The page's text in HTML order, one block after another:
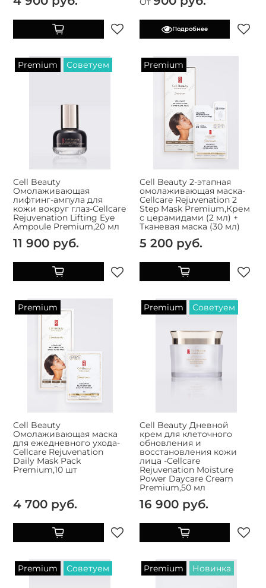
Подробнее
Premium Советуем
Cell Beauty
Омолаживающая
лифтинг-ампула для
кожи вокруг глаз-Cellcare
Rejuvenation Lifting Eye
Ampoule Premium,20 мл
11 900 руб.
Premium
Cell Beauty 2-этапная
омолаживающая маска-
Cellcare Rejuvenation 2
Step Mask Premium,Крем
с церамидами (2 мл) +
Тканевая маска (30 мл)
5 200 руб.
Premium
Cell Beauty
Омолаживающая маска
для ежедневного ухода-
Cellcare Rejuvenation
Daily Mask Pack
Premium,10 шт
4 700 руб.
Premium Советуем
Cell Beauty Дневной
крем для клеточного
обновления и
восстановления кожи
лица -Cellcare
Rejuvenation Moisture
Power Daycare Cream
Premium,50 мл
16 900 руб.
Premium Советуем Premium Новинка